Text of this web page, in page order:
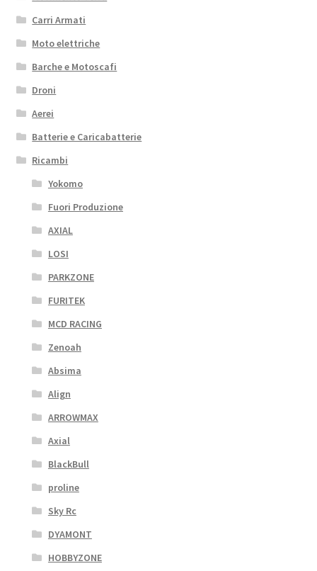
Carri Armati
Moto elettriche
Barche e Motoscafi
Droni
Aerei
Batterie e Caricabatterie
Ricambi
Yokomo
Fuori Produzione
AXIAL
LOSI
PARKZONE
FURITEK
MCD RACING
Zenoah
Absima
Align
ARROWMAX
Axial
BlackBull
proline
Sky Rc
DYAMONT
HOBBYZONE